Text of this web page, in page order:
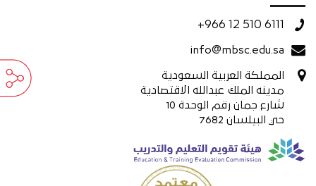
+966 12 510 6111
info@mbsc.edu.sa
المملكة العربية السعودية
مدينه الملك عبدالله الاقتصادية
شارع جمان رقم الوحدة 10
حي البيلسان 7682